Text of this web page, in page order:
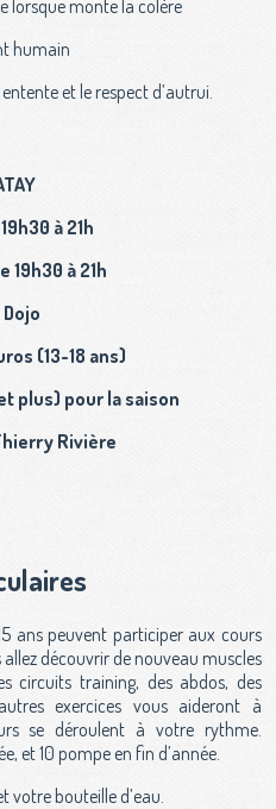
lorsque monte la colère
humain
et le respect d’autrui.
à 21h
19h30 à 21h
(13-18 ans)
plus) pour la saison
Rivière
ans peuvent participer aux cours
découvrir de nouveau muscles
circuits training, des abdos, des
exercices vous aideront à
se déroulent à votre rythme.
et 10 pompe en fin d’année.
votre bouteille d’eau.